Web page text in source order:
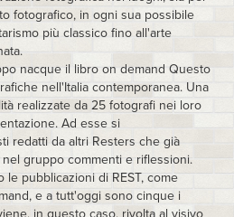
fotografico, in ogni sua possibile
più classico fino all'arte
nacque il libro on demand Questo
nell'Italia contemporanea. Una
realizzate da 25 fotografi nei loro
Ad esse si
redatti da altri Resters che già
gruppo commenti e riflessioni.
le pubblicazioni di REST, come
e a tutt'oggi sono cinque i
in questo caso, rivolta al visivo